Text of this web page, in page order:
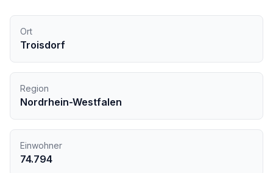
Ort
Troisdorf
Region
Nordrhein-Westfalen
Einwohner
74.794